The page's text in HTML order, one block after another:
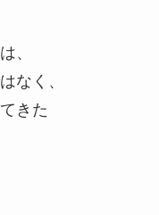
、
なく、
きた